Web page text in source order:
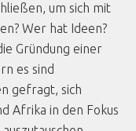
um sich mit
Wer hat Ideen?
Gründung einer
es sind
gefragt, sich
Afrika in den Fokus